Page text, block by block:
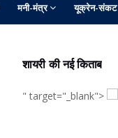
मनी-मंत्र यूक्रेन-संकट
शायरी की नई किताब
" target="_blank">